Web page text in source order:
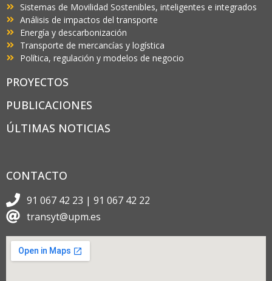
Sistemas de Movilidad Sostenibles, inteligentes e integrados
Análisis de impactos del transporte
Energía y descarbonización
Transporte de mercancías y logística
Política, regulación y modelos de negocio
PROYECTOS
PUBLICACIONES
ÚLTIMAS NOTICIAS
CONTACTO
91 067 42 23 | 91 067 42 22
transyt@upm.es